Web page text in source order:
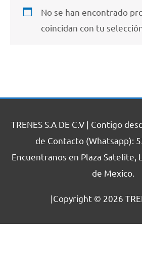
No se han encontrado
coincidan con tu
TRENES S.A DE C.V | Contigo
de Contacto (Whatsapp):
Encuentranos en Plaza Satelite,
de Mexico.
|Copyright © 2026